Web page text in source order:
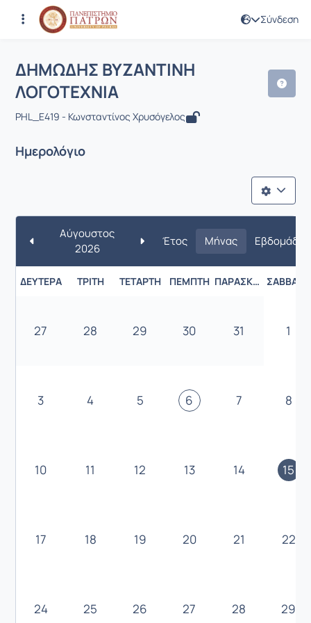
Σύνδεση
Μάθημα : ΔΗΜΩΔΗΣ ΒΥΖΑΝΤΙΝΗ
Κωδικός : LIT2047
ΔΗΜΩΔΗΣ ΒΥΖΑΝΤΙΝΗ
ΛΟΓΟΤΕΧΝΙΑ
PHL_E419 - Κωνσταντίνος Χρυσόγελος
Ημερολόγιο
Αύγουστος
2026
Έτος Μήνας Εβδομάδα
ΔΕΥΤΈΡΑ ΤΡΊΤΗ ΤΕΤΆΡΤΗ ΠΈΜΠΤΗ ΠΑΡΑΣΚΕΥΉ ΣΆΒΒΑΤΟ
27 28 29 30 31 1
3 4 5 6 7 8
10 11 12 13 14 15
17 18 19 20 21 22
24 25 26 27 28 29